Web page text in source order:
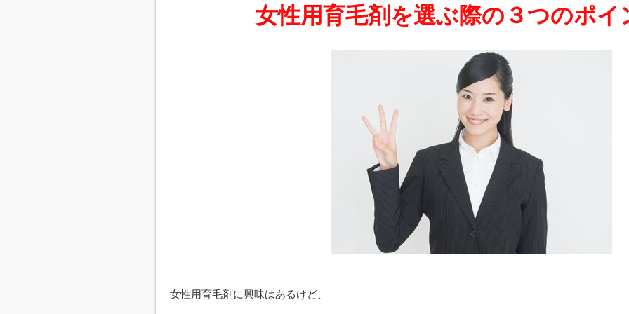
女性用育毛剤を選ぶ際の３つのポイ
女性用育毛剤に興味はあるけど、